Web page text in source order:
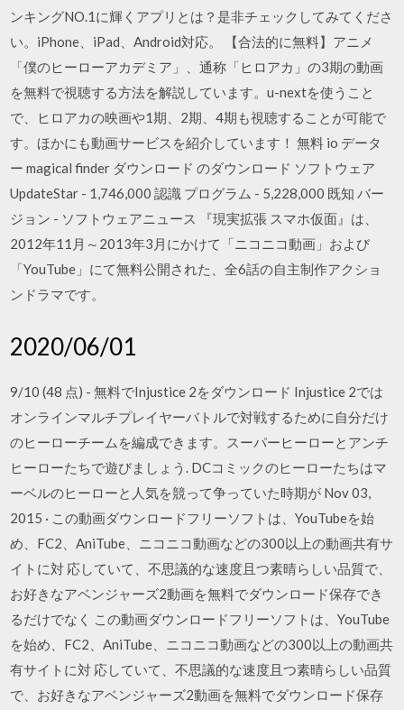
ンキングNO.1に輝くアプリとは？是非チェックしてみてくださ
い。iPhone、iPad、Android対応。 【合法的に無料】アニメ
「僕のヒーローアカデミア」、通称「ヒロアカ」の3期の動画
を無料で視聴する方法を解説しています。u-nextを使うこと
で、ヒロアカの映画や1期、2期、4期も視聴することが可能で
す。ほかにも動画サービスを紹介しています！ 無料 io データ
ー magical finder ダウンロード のダウンロード ソフトウェア
UpdateStar - 1,746,000 認識 プログラム - 5,228,000 既知 バー
ジョン - ソフトウェアニュース 『現実拡張 スマホ仮面』は、
2012年11月～2013年3月にかけて「ニコニコ動画」および
「YouTube」にて無料公開された、全6話の自主制作アクショ
ンドラマです。
2020/06/01
9/10 (48 点) - 無料でInjustice 2をダウンロード Injustice 2では
オンラインマルチプレイヤーバトルで対戦するために自分だけ
のヒーローチームを編成できます。スーパーヒーローとアンチ
ヒーローたちで遊びましょう. DCコミックのヒーローたちはマ
ーベルのヒーローと人気を競って争っていた時期が Nov 03,
2015 · この動画ダウンロードフリーソフトは、YouTubeを始
め、FC2、AniTube、ニコニコ動画などの300以上の動画共有サ
イトに対 応していて、不思議的な速度且つ素晴らしい品質で、
お好きなアベンジャーズ2動画を無料でダウンロード保存でき
るだけでなく この動画ダウンロードフリーソフトは、YouTube
を始め、FC2、AniTube、ニコニコ動画などの300以上の動画共
有サイトに対 応していて、不思議的な速度且つ素晴らしい品質
で、お好きなアベンジャーズ2動画を無料でダウンロード保存